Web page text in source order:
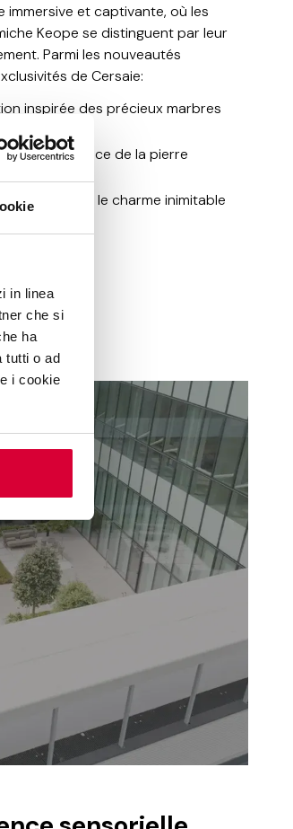
in linea
che si
ha
tutti o ad
i cookie
et captivante, où les
Keope se distinguent par leur
Parmi les nouveautés
de Cersaie:
inspirée des précieux marbres
révèle l'essence de la pierre
qui exprime le charme inimitable